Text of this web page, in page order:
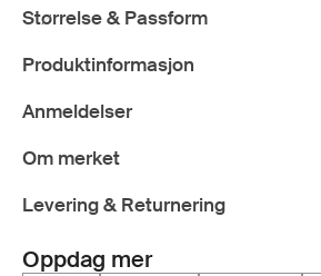
Størrelse & Passform
Produktinformasjon
Anmeldelser
Om merket
Levering & Returnering
Oppdag mer